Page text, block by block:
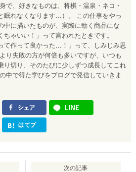
で、好きなものは、将棋・温泉・ネコ・
眠れなくなります…）。 この仕事をやっ
中に描いたものが、実際に動く商品にな
ちゃいい！」って言われたときです。
て作って良かった…！」って、しみじみ思
り失敗の方が何倍も多いですが、いつも
り切り、そのたびに少しずつ成長してこれ
中で得た学びをブログで発信していきま
次の記事